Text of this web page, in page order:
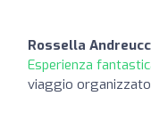
Rossella
Esperienza
viaggio